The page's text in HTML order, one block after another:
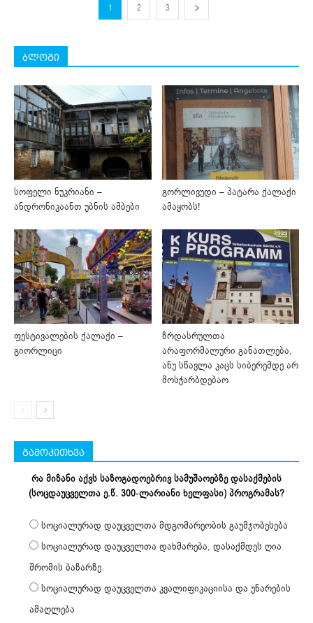
1 2 3
ბლოგი
სოფელი ნუკრიანი –
ანდრონიკაანთ უბნის ამბები
გორლივუდი – პატარა ქალაქი
ამაყობს!
ფესტივალების ქალაქი –
გიორლიცი
ზრდასრულთა
არაფორმალური განათლება,
ანუ სწავლა კაცს სიბერემდე არ
მოსჭარბდებაო
გამოკითხვა
რა მიზანი აქვს საზოგადოებრივ სამუშაოებზე დასაქმების
(სოცდაუცველთა ე.წ. 300-ლარიანი ხელფასი) პროგრამას?
სოციალურად დაუცველთა მდგომარეობის გაუმჯობესება
სოციალურად დაუცველთა დახმარება, დასაქმდეს ღია
შრომის ბაზარზე
სოციალურად დაუცველთა კვალიფიკაციისა და უნარების
ამაღლება